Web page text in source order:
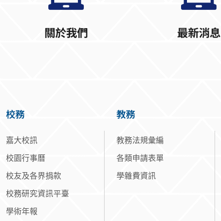
關於我們 最新消息
校務
嘉大校訊
校園行事曆
校友及各界捐款
校務研究資訊平臺
學術年報
教務
教務法規彙編
各類申請表單
學雜費資訊